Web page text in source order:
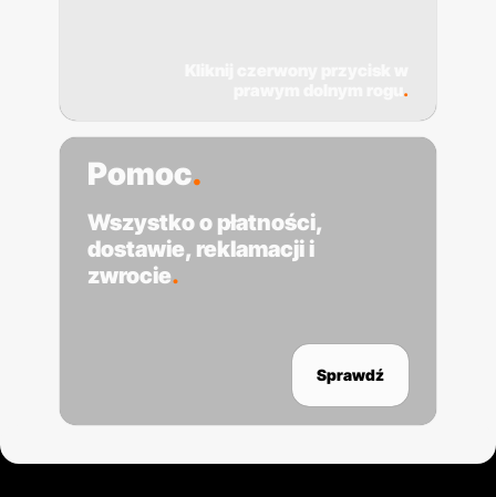
.
Pomoc.
Wszystko o płatności,
dostawie, reklamacji i
zwrocie.
Sprawdź